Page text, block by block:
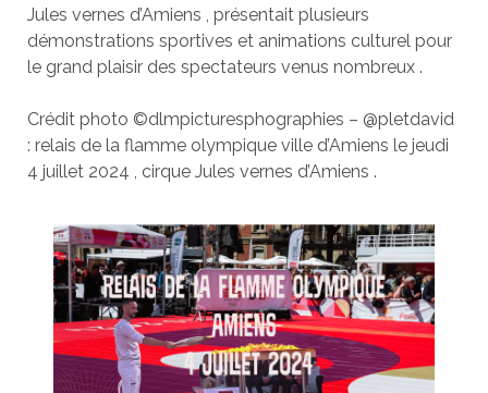
Jules vernes d’Amiens , présentait plusieurs
démonstrations sportives et animations culturel pour
le grand plaisir des spectateurs venus nombreux .
Crédit photo ©dlmpicturesphographies – @pletdavid
: relais de la flamme olympique ville d’Amiens le jeudi
4 juillet 2024 , cirque Jules vernes d’Amiens .